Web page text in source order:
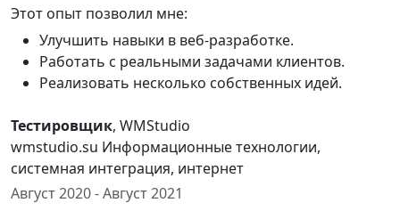
Этот опыт позволил мне:
Улучшить навыки в веб-разработке.
Работать с реальными задачами клиентов.
Реализовать несколько собственных идей.
Тестировщик, WMStudio
wmstudio.su Информационные технологии,
системная интеграция, интернет
Август 2020 - Август 2021